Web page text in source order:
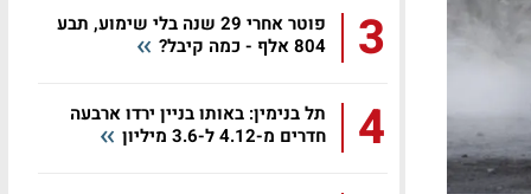
3
פוטר אחרי 29 שנה בלי שימוע, תבע
804 אלף - כמה קיבל?
4
תל בנימין: באותו בניין ירדו ארבעה
חדרים מ-4.12 ל-3.6 מיליון